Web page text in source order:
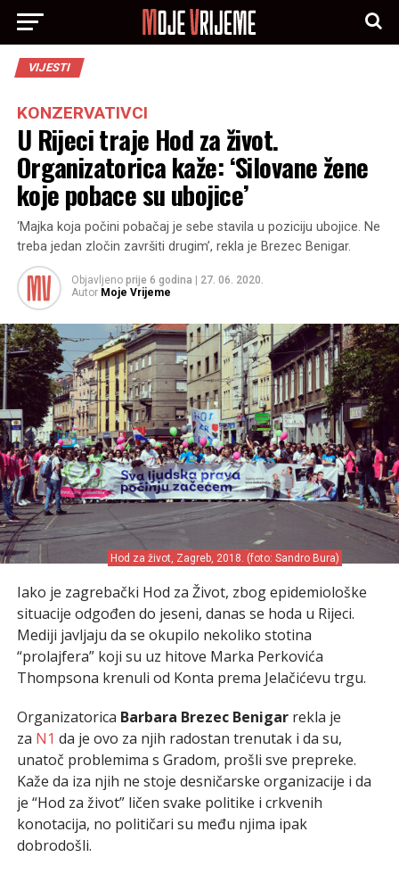
VIJESTI
KONZERVATIVCI
U Rijeci traje Hod za život.
Organizatorica kaže: ‘Silovane žene
koje pobace su ubojice’
‘Majka koja počini pobačaj je sebe stavila u poziciju ubojice. Ne
treba jedan zločin završiti drugim’, rekla je Brezec Benigar.
Objavljeno prije 6 godina
27. 06. 2020.
Autor Moje Vrijeme
Hod za život, Zagreb, 2018. (foto: Sandro Bura)
Iako je zagrebački Hod za Život, zbog epidemiološke
situacije odgođen do jeseni, danas se hoda u Rijeci.
Mediji javljaju da se okupilo nekoliko stotina
“prolajfera” koji su uz hitove Marka Perkovića
Thompsona krenuli od Konta prema Jelačićevu trgu.
Organizatorica Barbara Brezec Benigarrekla je
za N1 da je ovo za njih radostan trenutak i da su,
unatoč problemima s Gradom, prošli sve prepreke.
Kaže da iza njih ne stoje desničarske organizacije i da
je “Hod za život” ličen svake politike i crkvenih
konotacija, no političari su među njima ipak
dobrodošli.